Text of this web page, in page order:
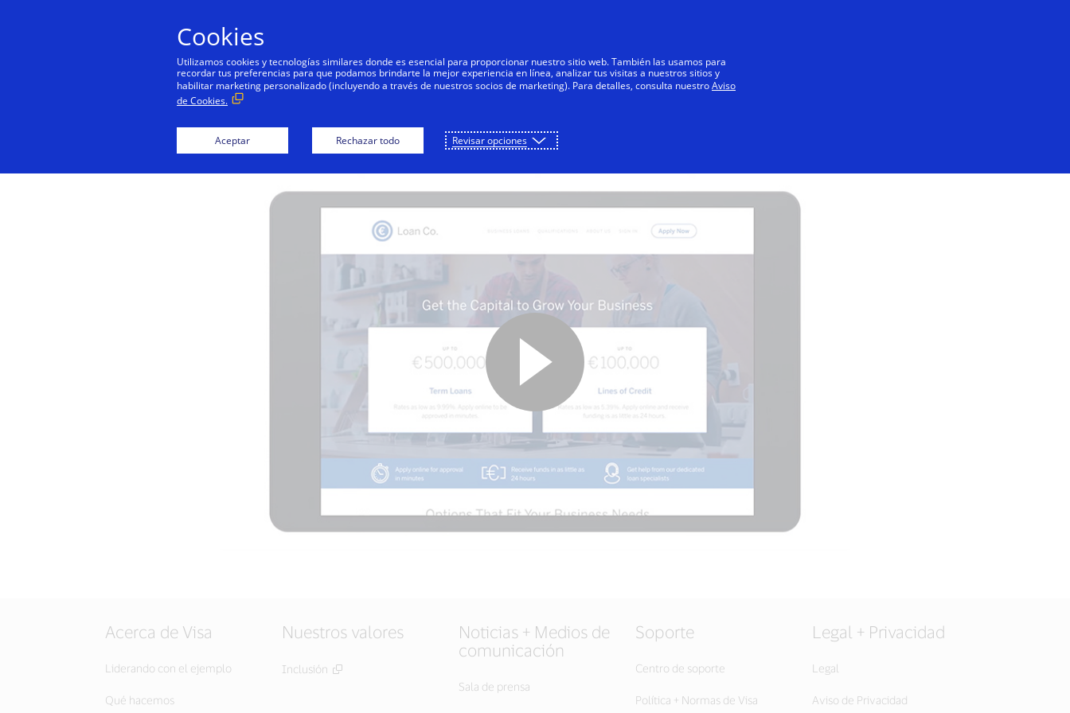
Personas Negocios Innovadores Todos
Visa Direct y préstamos
Acerca de Visa
Liderando con el ejemplo
Qué hacemos
Nuestros valores
Inclusión
Noticias + Medios de
comunicación
Sala de prensa
Soporte
Centro de soporte
Política + Normas de Visa
Legal + Privacidad
Legal
Aviso de Privacidad
Cookies
Utilizamos cookies y tecnologías similares donde es esencial para proporcionar nuestro sitio web. También las usamos para
recordar tus preferencias para que podamos brindarte la mejor experiencia en línea, analizar tus visitas a nuestros sitios y
habilitar marketing personalizado (incluyendo a través de nuestros socios de marketing). Para detalles, consulta nuestroAviso
de Cookies.
Aceptar Rechazar todo Revisar opciones